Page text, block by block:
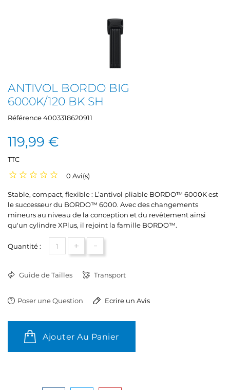
ANTIVOL BORDO BIG
6000K/120 BK SH
Référence4003318620911
119,99 €
TTC
0 Avi(s)
Stable, compact, flexible : L’antivol pliable BORDO™ 6000K est
le successeur du BORDO™ 6000. Avec des changements
mineurs au niveau de la conception et du revêtement ainsi
qu'un cylindre XPlus, il rejoint la famille BORDO™.
Quantité : + -
Guide de Tailles Transport
Poser une Question Ecrire un Avis
Ajouter Au Panier